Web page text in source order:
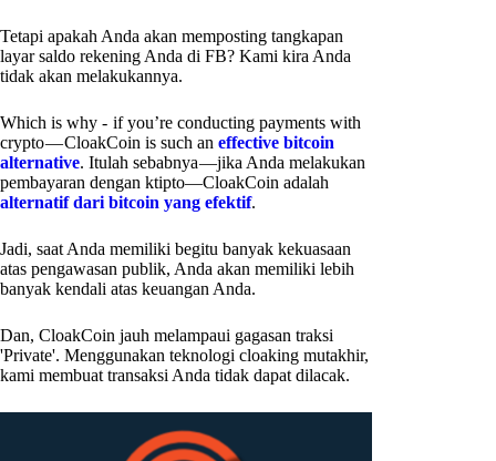
Tetapi apakah Anda akan memposting tangkapan
layar saldo rekening Anda di FB? Kami kira Anda
tidak akan melakukannya.
Which is why - if you’re conducting payments with
crypto — CloakCoin is such an effective bitcoin
alternative. Itulah sebabnya —jika Anda melakukan
pembayaran dengan ktipto—CloakCoin adalah
alternatif dari bitcoin yang efektif.
Jadi, saat Anda memiliki begitu banyak kekuasaan
atas pengawasan publik, Anda akan memiliki lebih
banyak kendali atas keuangan Anda.
Dan, CloakCoin jauh melampaui gagasan traksi
'Private'. Menggunakan teknologi cloaking mutakhir,
kami membuat transaksi Anda tidak dapat dilacak.